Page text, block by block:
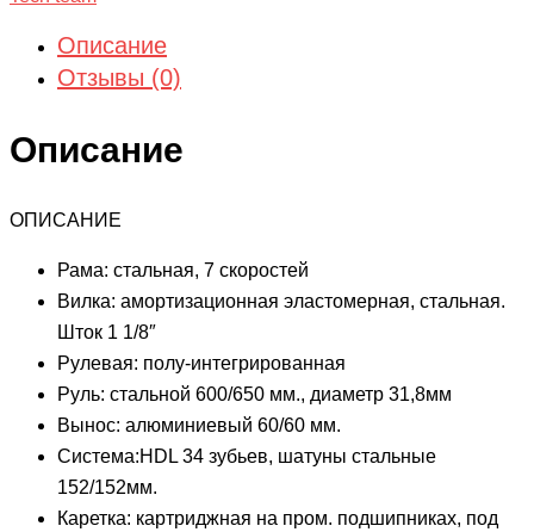
Описание
Отзывы (0)
Описание
ОПИСАНИЕ
Рама: стальная, 7 скоростей
Вилка: амортизационная эластомерная, стальная.
Шток 1 1/8″
Рулевая: полу-интегрированная
Руль: стальной 600/650 мм., диаметр 31,8мм
Вынос: алюминиевый 60/60 мм.
Система:HDL 34 зубьев, шатуны стальные
152/152мм.
Каретка: картриджная на пром. подшипниках, под